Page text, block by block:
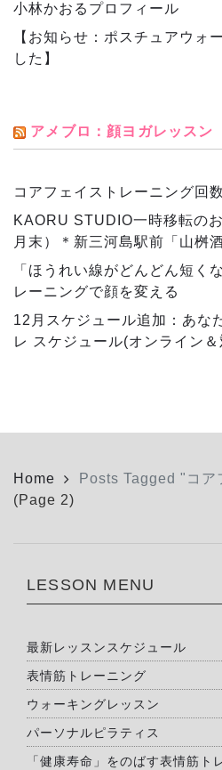
小林かおるプロフィール
【お知らせ：ポスチュアウォ
した】
アメブロ：顔ヨガレッスン
コアフェイストレーニング回
KAORU STUDIO一時移転の
月末）＊新三河島駅前「山桝酒
「ほうれい線がどんどん短く
レーニングで顔を変える
12月スケジュール追加：あな
レ スケジュール(オンライン＆
Home
Posts Tagged "コア
(Page 2)
LESSON MENU
最新レッスンスケジュール
表情筋トレーニング
ウォーキングレッスン
パーソナルピラティス
「健康寿命」をのばす表情筋ト